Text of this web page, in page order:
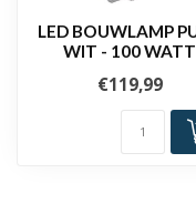
LED BOUWLAMP
WIT - 100 WATT
€119,99